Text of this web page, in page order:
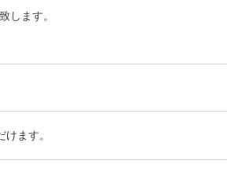
します。
ます。